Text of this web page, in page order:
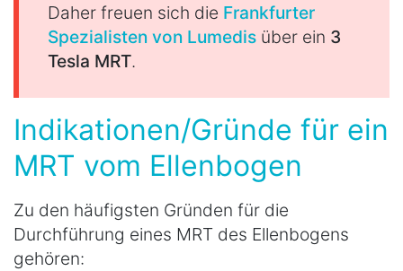
Daher freuen sich die Frankfurter
Spezialisten von Lumedis über ein 3
Tesla MRT.
Indikationen/Gründe für ein
MRT vom Ellenbogen
Zu den häufigsten Gründen für die
Durchführung eines MRT des Ellenbogens
gehören: